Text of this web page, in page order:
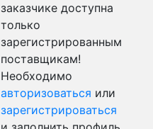
заказчике доступна
только
зарегистрированным
поставщикам!
Необходимо
авторизоваться или
зарегистрироваться